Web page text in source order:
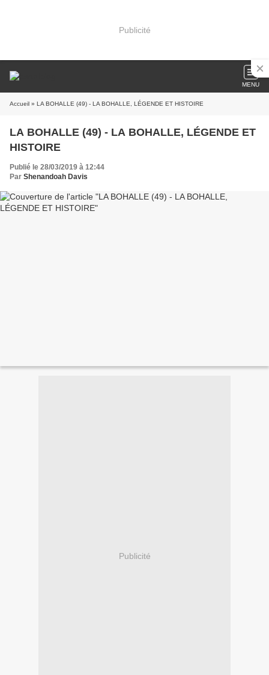
Publicité
MENU
Accueil » LA BOHALLE (49) - LA BOHALLE, LÉGENDE ET HISTOIRE
LA BOHALLE (49) - LA BOHALLE, LÉGENDE ET
HISTOIRE
Publié le 28/03/2019 à 12:44
Par Shenandoah Davis
Publicité